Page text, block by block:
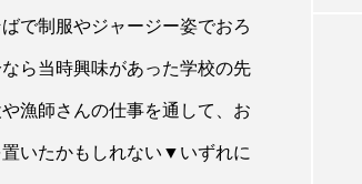
で制服やジャージー姿でおろ
ら当時興味があった学校の先
漁師さんの仕事を通して、お
いたかもしれない▼いずれに